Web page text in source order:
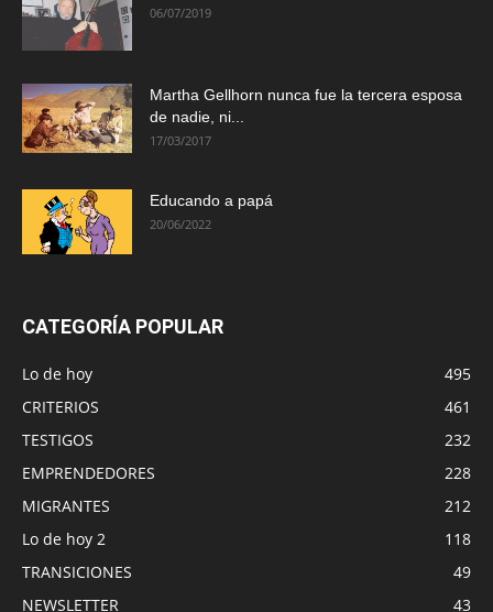
06/07/2019
Martha Gellhorn nunca fue la tercera esposa
de nadie, ni...
17/03/2017
Educando a papá
20/06/2022
CATEGORÍA POPULAR
Lo de hoy
495
CRITERIOS
461
TESTIGOS
232
EMPRENDEDORES
228
MIGRANTES
212
Lo de hoy 2
118
TRANSICIONES
49
NEWSLETTER
43